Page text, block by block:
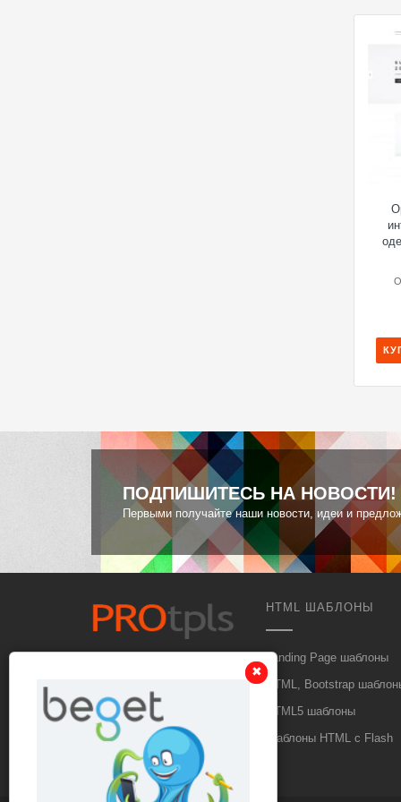
ПОДПИШИТЕСЬ НА НОВОСТИ!
Первыми получайте наши новости, идеи и
HTML ШАБЛОНЫ
Landing Page шаблоны
HTML, Bootstrap
HTML5 шаблоны
Шаблоны HTML с Flash
✖
✖